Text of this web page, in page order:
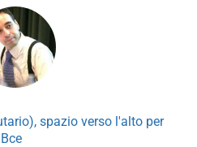
spazio verso l'alto per